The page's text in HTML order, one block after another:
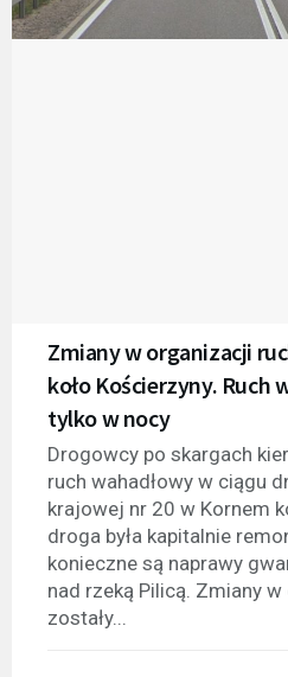
Zmiany w organizacji
koło Kościerzyny. Ruch
tylko w nocy
Drogowcy po skargach
ruch wahadłowy w ciągu
krajowej nr 20 w Kornem
droga była kapitalnie
konieczne są naprawy
nad rzeką Pilicą. Zmiany
zostały...